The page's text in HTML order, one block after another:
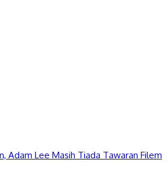
Adam Lee Masih Tiada Tawaran Filem